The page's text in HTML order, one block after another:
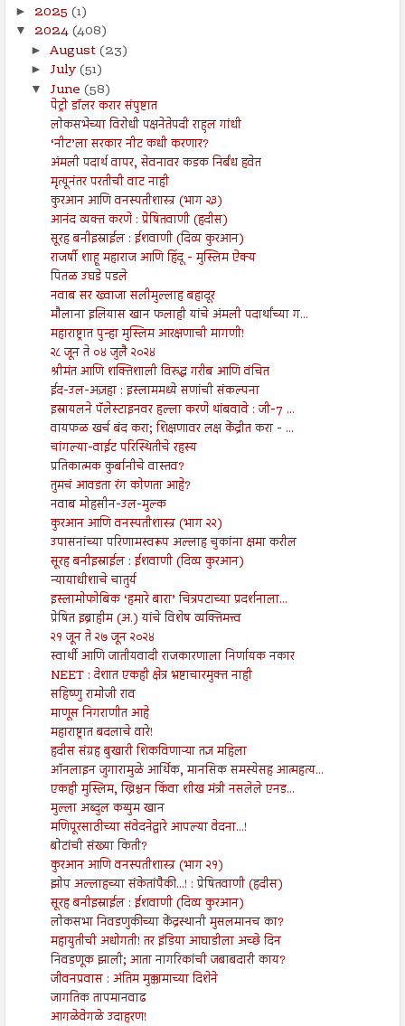
► 2025 (1)
▼ 2024(408)
► August(23)
► July(51)
▼ June (58)
पेट्रो डॉलर करार संपुष्टात
लोकसभेच्या विरोधी पक्षनेतेपदी राहुल गांधी
‘नीट’ला सरकार नीट कधी करणार?
अंमली पदार्थ वापर, सेवनावर कडक निर्बंध हवेत
मृत्यूनंतर परतीची वाट नाही
कुरआन आणि वनस्पतीशास्त्र (भाग २३)
आनंद व्यक्त करणे : प्रेषितवाणी (हदीस)
सूरह बनीइस्राईल : ईशवाणी (दिव्य कुरआन)
राजर्षी शाहू महाराज आणि हिंदू - मुस्लिम ऐक्य
पितळ उघडे पडले
नवाब सर ख्वाजा सलीमुल्लाह बहादूर
मौलाना इलियास खान फलाही यांचे अंमली पदार्थांच्या ग...
महाराष्ट्रात पुन्हा मुस्लिम आरक्षणाची मागणी!
२८ जून ते ०४ जुलै २०२४
श्रीमंत आणि शक्तिशाली विरुद्ध गरीब आणि वंचित
ईद-उल-अज़हा : इस्लाममध्ये सणांची संकल्पना
इस्रायलने पॅलेस्टाइनवर हल्ला करणे थांबवावे : जी-7 ...
वायफळ खर्च बंद करा; शिक्षणावर लक्ष केंद्रीत करा - ...
चांगल्या-वाईट परिस्थितीचे रहस्य
प्रतिकात्मक कुर्बानीचे वास्तव?
तुमचं आवडता रंग कोणता आहे?
नवाब मोहसीन-उल-मुल्क
कुरआन आणि वनस्पतीशास्त्र (भाग २२)
उपासनांच्या परिणामस्वरूप अल्लाह चुकांना क्षमा करील
सूरह बनीइस्राईल : ईशवाणी (दिव्य कुरआन)
न्यायाधीशाचे चातुर्य
इस्लामोफोबिक ‘हमारे बारा’ चित्रपटाच्या प्रदर्शनाला...
प्रेषित इब्राहीम (अ.) यांचे विशेष व्यक्तिमत्त्व
२१ जून ते २७ जून २०२४
स्वार्थी आणि जातीयवादी राजकारणाला निर्णायक नकार
NEET : देशात एकही क्षेत्र भ्रष्टाचारमुक्त नाही
सहिष्णु रामोजी राव
माणूस निगराणीत आहे
महाराष्ट्रात बदलाचे वारे!
हदीस संग्रह बुखारी शिकविणाऱ्या तज्ञ महिला
ऑनलाइन जुगारामुळे आर्थिक, मानसिक समस्येसह आत्महत्य...
एकही मुस्लिम, ख्रिश्चन किंवा शीख मंत्री नसलेले एनड...
मुल्ला अब्दुल कय्युम खान
मणिपूरसाठीच्या संवेदनेद्वारे आपल्या वेदना...!
बोटांची संख्या किती?
कुरआन आणि वनस्पतीशास्त्र (भाग २१)
झोप अल्लाहच्या संकेतांपैकी...! : प्रेषितवाणी (हदीस)
सूरह बनीइस्राईल : ईशवाणी (दिव्य कुरआन)
लोकसभा निवडणुकीच्या केंद्रस्थानी मुसलमानच का?
महायुतीची अधोगती! तर इंडिया आघाडीला अच्छे दिन
निवडणूक झाली; आता नागरिकांची जबाबदारी काय?
जीवनप्रवास : अंतिम मुक्कामाच्या दिशेने
जागतिक तापमानवाढ
आगळेवेगळे उदाहरण!